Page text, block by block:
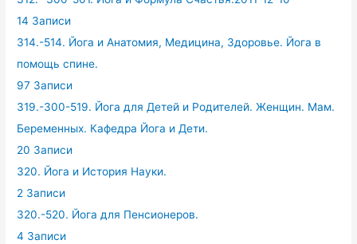
14 Записи
314.-514. Йога и Анатомия, Медицина, Здоровье. Йога в
помощь спине.
97 Записи
319.-300-519. Йога для Детей и Родителей. Женщин. Мам.
Беременных. Кафедра Йога и Дети.
20 Записи
320. Йога и История Науки.
2 Записи
320.-520. Йога для Пенсионеров.
4 Записи